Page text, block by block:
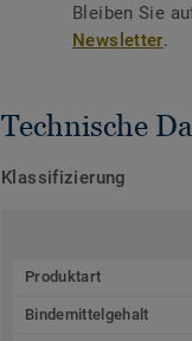
Bleiben Sie
Newsletter.
Technische
Klassifizierung
Produktart
Bindemittelgehalt